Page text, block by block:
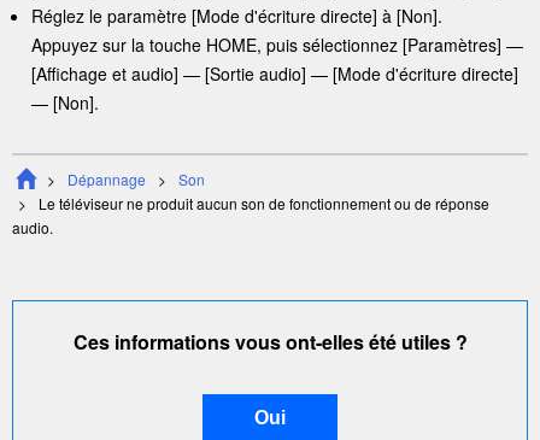
Réglez le paramètre [Mode d'écriture directe] à [Non].
Appuyez sur la touche HOME, puis sélectionnez [Paramètres] —
[Affichage et audio] — [Sortie audio] — [Mode d'écriture directe]
— [Non].
Dépannage
Son
Le téléviseur ne produit aucun son de fonctionnement ou de réponse
audio.
Ces informations vous ont-elles été utiles ?